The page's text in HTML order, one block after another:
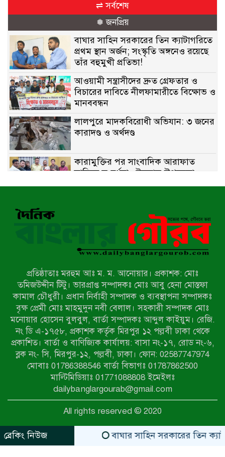
⇌ সর্বশেষ
❅ জনপ্রিয়
বাঘার সাহিন সরকারের তিন ক্যাটাগরিতে
প্রথম স্থান অর্জন; সংস্কৃতি অঙ্গনেও রয়েছে
তাঁর বহুমুখী প্রতিভা!
আওয়ামী সন্ত্রাসীদের দ্রুত গ্রেফতার ও
বিচারের দাবিতে নীলফামারীতে বিক্ষোভ ও
মানববন্ধন
লালপুরে মাদকবিরোধী অভিযান: ৩ জনের
কারাদণ্ড ও অর্থদণ্ড
কারামুক্তির পর সাংবাদিক আরাফাত
সানিকে সংবর্ধনা, টেকনাফ উপজেলা
প্রেসক্লাবের ফুলেল শুভেচ্ছা
মিয়ানমারের সীমান্তে স্থলমাইন বিস্ফোরণ:
উখিয়ার এক যুবকের পা বিচ্ছিন্ন
৭ম শ্রেণি পড়ুয়া কন্যাকে উত্ত্যক্ত করার
প্রতিবাদ করায় পিতাকে কু*পি*য়ে
জ*খ*ম…!!
জুলাই গণঅভ্যুত্থান দিবস-২০২৬ উপলক্ষে
নীলফামারীতে শহিদদের স্মরণে দোয়া
মাহফিল ও আলোচনা সভা অনুষ্ঠিত
বেলকুচিতে বজ্রপাতে শিক্ষার্থীর মৃত্যু
বেলকুচিতে গণঅভ্যুত্থান দিবসে ইসলামী
আন্দোলনের গণমিছিল ও গণহত্যার
বিচারের দাবি
প্রতিষ্ঠাতাঃ মরহুম আঃ ম. ম. আনোয়ার। প্রকাশক: মোঃ
তমিজউদ্দীন টিটু। ভারপ্রাপ্ত সম্পাদকঃ মোঃ আবু হেনা মোস্তফা
কামাল চৌধুরী। প্রধান নির্বাহী সম্পাদক ও ব্যবস্থাপনা সম্পাদকঃ
বৃক্ষ প্রেমী মোঃ মাহমুদুন নবী বেলাল। সহকারী সম্পাদক মোঃ
মনোয়ার হোসেন বুলবুল, বার্তা সম্পাদকঃ আব্দুল কাইয়ুম। রেজি.
নং ডি এ-১৭৫৮, প্রকাশক কর্তৃক মিরপুর ১২ পল্লবী ঢাকা থেকে
প্রকাশিত। বার্তা ও বাণিজ্যিক কার্যালয়: বাসা নং-১৭, রোড নং-৬,
ব্লক নং- সি, মিরপুর-১২, পল্লবী, ঢাকা। ফোন: 02587747974
মোবাঃ 01786388546 বার্তা বিভাগঃ 01787862500
মাল্টিমিডিয়াঃ 01771088808 ইমেইলঃ
dailybanglargourab@gmail.com
All rights reserved © 2020
ব্রেকিং নিউজ
বাঘার সাহিন সরকারের তিন